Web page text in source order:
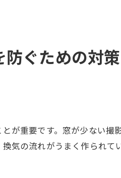
ぐための対策
とが重要です。窓が少ない撮
気の流れがうまく作られ